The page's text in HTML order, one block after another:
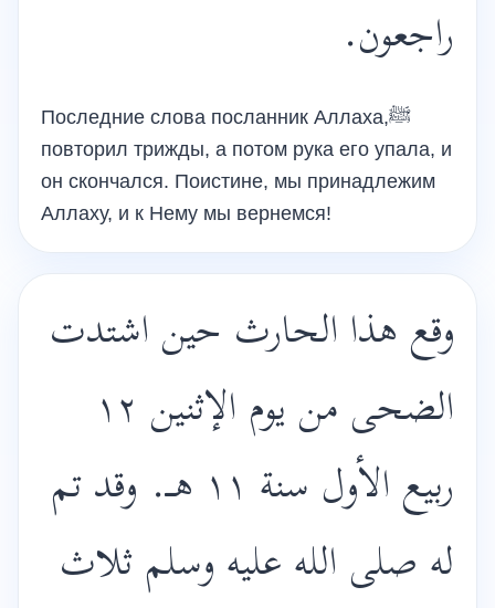
راجعون.
Последние слова посланник Аллаха,ﷺ
повторил трижды, а потом рука его упала, и
он скончался. Поистине, мы принадлежим
Аллаху, и к Нему мы вернемся!
وقع هذا الحارث حين اشتدت
الضحى من يوم الإثنين ١٢
ربيع الأول سنة ١١ هـ. وقد تم
له صلى الله عليه وسلم ثلاث